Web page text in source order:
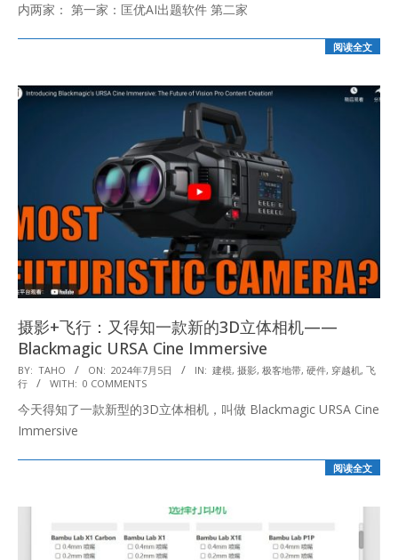
内两家： 第一家：匡优AI出题软件 第二家
阅读全文
摄影+飞行：又得知一款新的3D立体相机——
Blackmagic URSA Cine Immersive
2024-
07-
05
BY: TAHO ON: 2024年7月5日 IN: 建模, 摄影, 极客地带, 硬件, 穿越机, 飞
行
WITH: 0 COMMENTS
今天得知了一款新型的3D立体相机，叫做 Blackmagic URSA Cine
Immersive
阅读全文